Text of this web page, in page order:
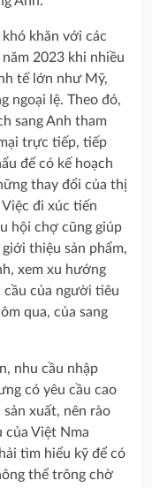
khăn với các
2023 khi nhiều
tế lớn như Mỹ,
ngoại lệ. Theo đó,
sang Anh tham
trực tiếp, tiếp
để có kế hoạch
thay đổi của thị
đi xúc tiến
hội chợ cũng giúp
thiệu sản phẩm,
xem xu hướng
của người tiêu
qua, của sang
nhu cầu nhập
có yêu cầu cao
xuất, nên rào
của Việt Nma
tìm hiểu kỹ để có
thể trông chờ